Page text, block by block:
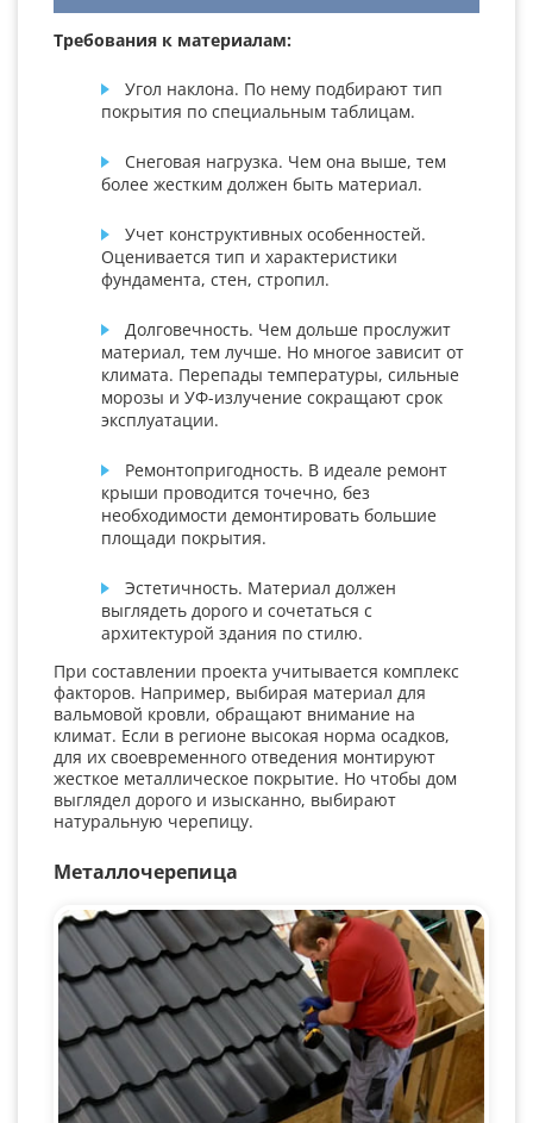
Требования к материалам:
Угол наклона. По нему подбирают тип
покрытия по специальным таблицам.
Снеговая нагрузка. Чем она выше, тем
более жестким должен быть материал.
Учет конструктивных особенностей.
Оценивается тип и характеристики
фундамента, стен, стропил.
Долговечность. Чем дольше прослужит
материал, тем лучше. Но многое зависит от
климата. Перепады температуры, сильные
морозы и УФ-излучение сокращают срок
эксплуатации.
Ремонтопригодность. В идеале ремонт
крыши проводится точечно, без
необходимости демонтировать большие
площади покрытия.
Эстетичность. Материал должен
выглядеть дорого и сочетаться с
архитектурой здания по стилю.
При составлении проекта учитывается комплекс
факторов. Например, выбирая материал для
вальмовой кровли, обращают внимание на
климат. Если в регионе высокая норма осадков,
для их своевременного отведения монтируют
жесткое металлическое покрытие. Но чтобы дом
выглядел дорого и изысканно, выбирают
натуральную черепицу.
Металлочерепица